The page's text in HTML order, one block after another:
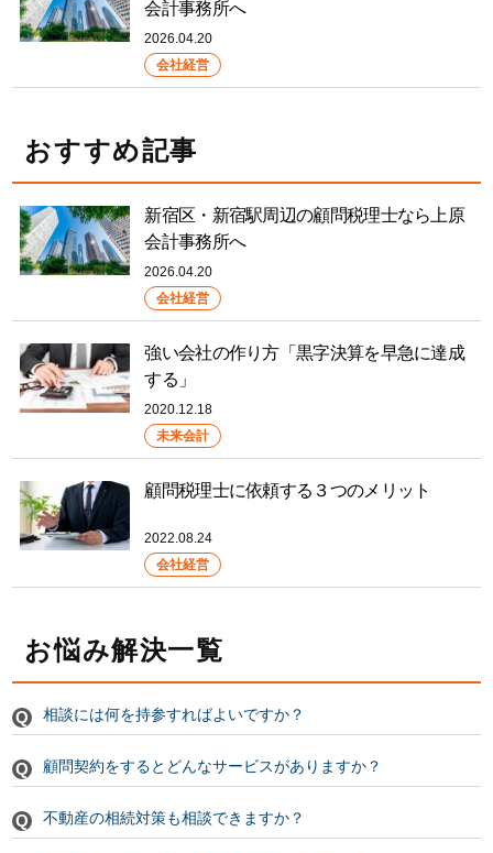
会計事務所へ
2026.04.20
会社経営
おすすめ記事
新宿区・新宿駅周辺の顧問税理士なら上原
会計事務所へ
2026.04.20
会社経営
強い会社の作り方「黒字決算を早急に達成
する」
2020.12.18
未来会計
顧問税理士に依頼する３つのメリット
2022.08.24
会社経営
お悩み解決一覧
相談には何を持参すればよいですか？
顧問契約をするとどんなサービスがありますか？
不動産の相続対策も相談できますか？